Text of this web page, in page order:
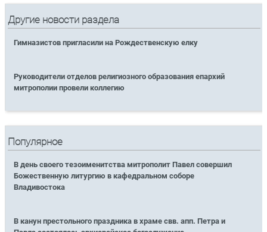
Другие новости раздела
Гимназистов пригласили на Рождественскую елку
Руководители отделов религиозного образования епархий
митрополии провели коллегию
Популярное
В день своего тезоименитства митрополит Павел совершил
Божественную литургию в кафедральном соборе
Владивостока
В канун престольного праздника в храме свв. апп. Петра и